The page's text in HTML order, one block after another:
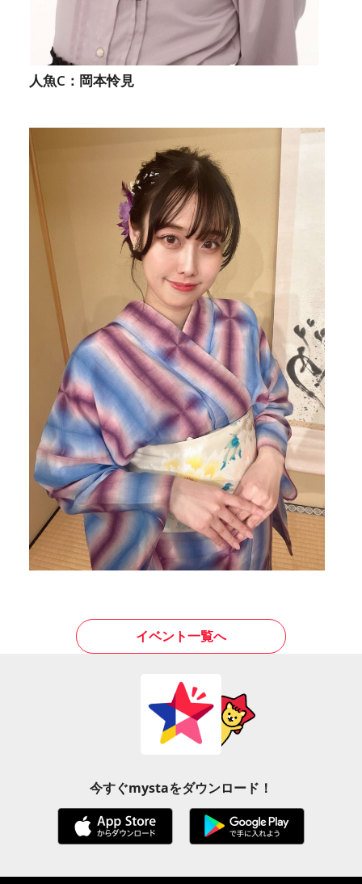
人魚C：岡本怜見
イベント一覧へ
今すぐmystaをダウンロード！